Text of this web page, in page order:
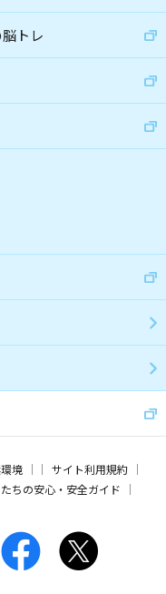
トレ
境
サイト利用規約
ちの安心・安全ガイド